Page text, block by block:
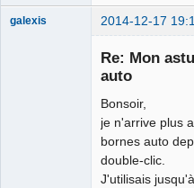
galexis 2014-12-17
Re: Mon
auto
Bonsoir,
je n'arrive plus
bornes auto
double-clic.
J'utilisais